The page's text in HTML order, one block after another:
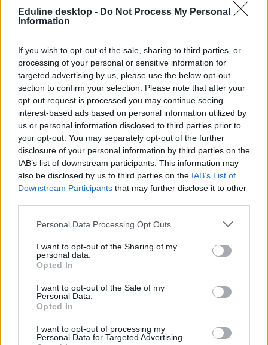
Eduline desktop - Do Not Process My Personal
Information
If you wish to opt-out of the sale, sharing to third parties, or
processing of your personal or sensitive information for
targeted advertising by us, please use the below opt-out
section to confirm your selection. Please note that after your
opt-out request is processed you may continue seeing
interest-based ads based on personal information utilized by
us or personal information disclosed to third parties prior to
your opt-out. You may separately opt-out of the further
disclosure of your personal information by third parties on the
IAB’s list of downstream participants. This information may
also be disclosed by us to third parties on the IAB’s List of
Downstream Participants that may further disclose it to other
Personal Data Processing Opt Outs
I want to opt-out of the Sharing of my
personal data.
Opted In
I want to opt-out of the Sale of my
Personal Data.
Opted In
I want to opt-out of processing my
Personal Data for Targeted Advertising.
eredmények
érettségi 2025